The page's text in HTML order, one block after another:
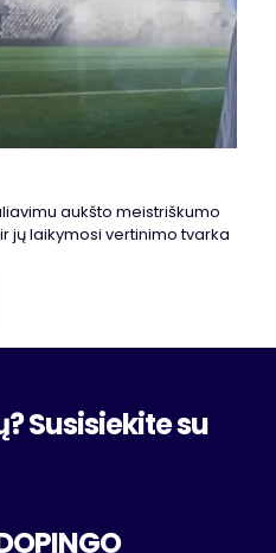
aukšto meistriškumo
jų laikymosi vertinimo tvarka
Susisiekite su